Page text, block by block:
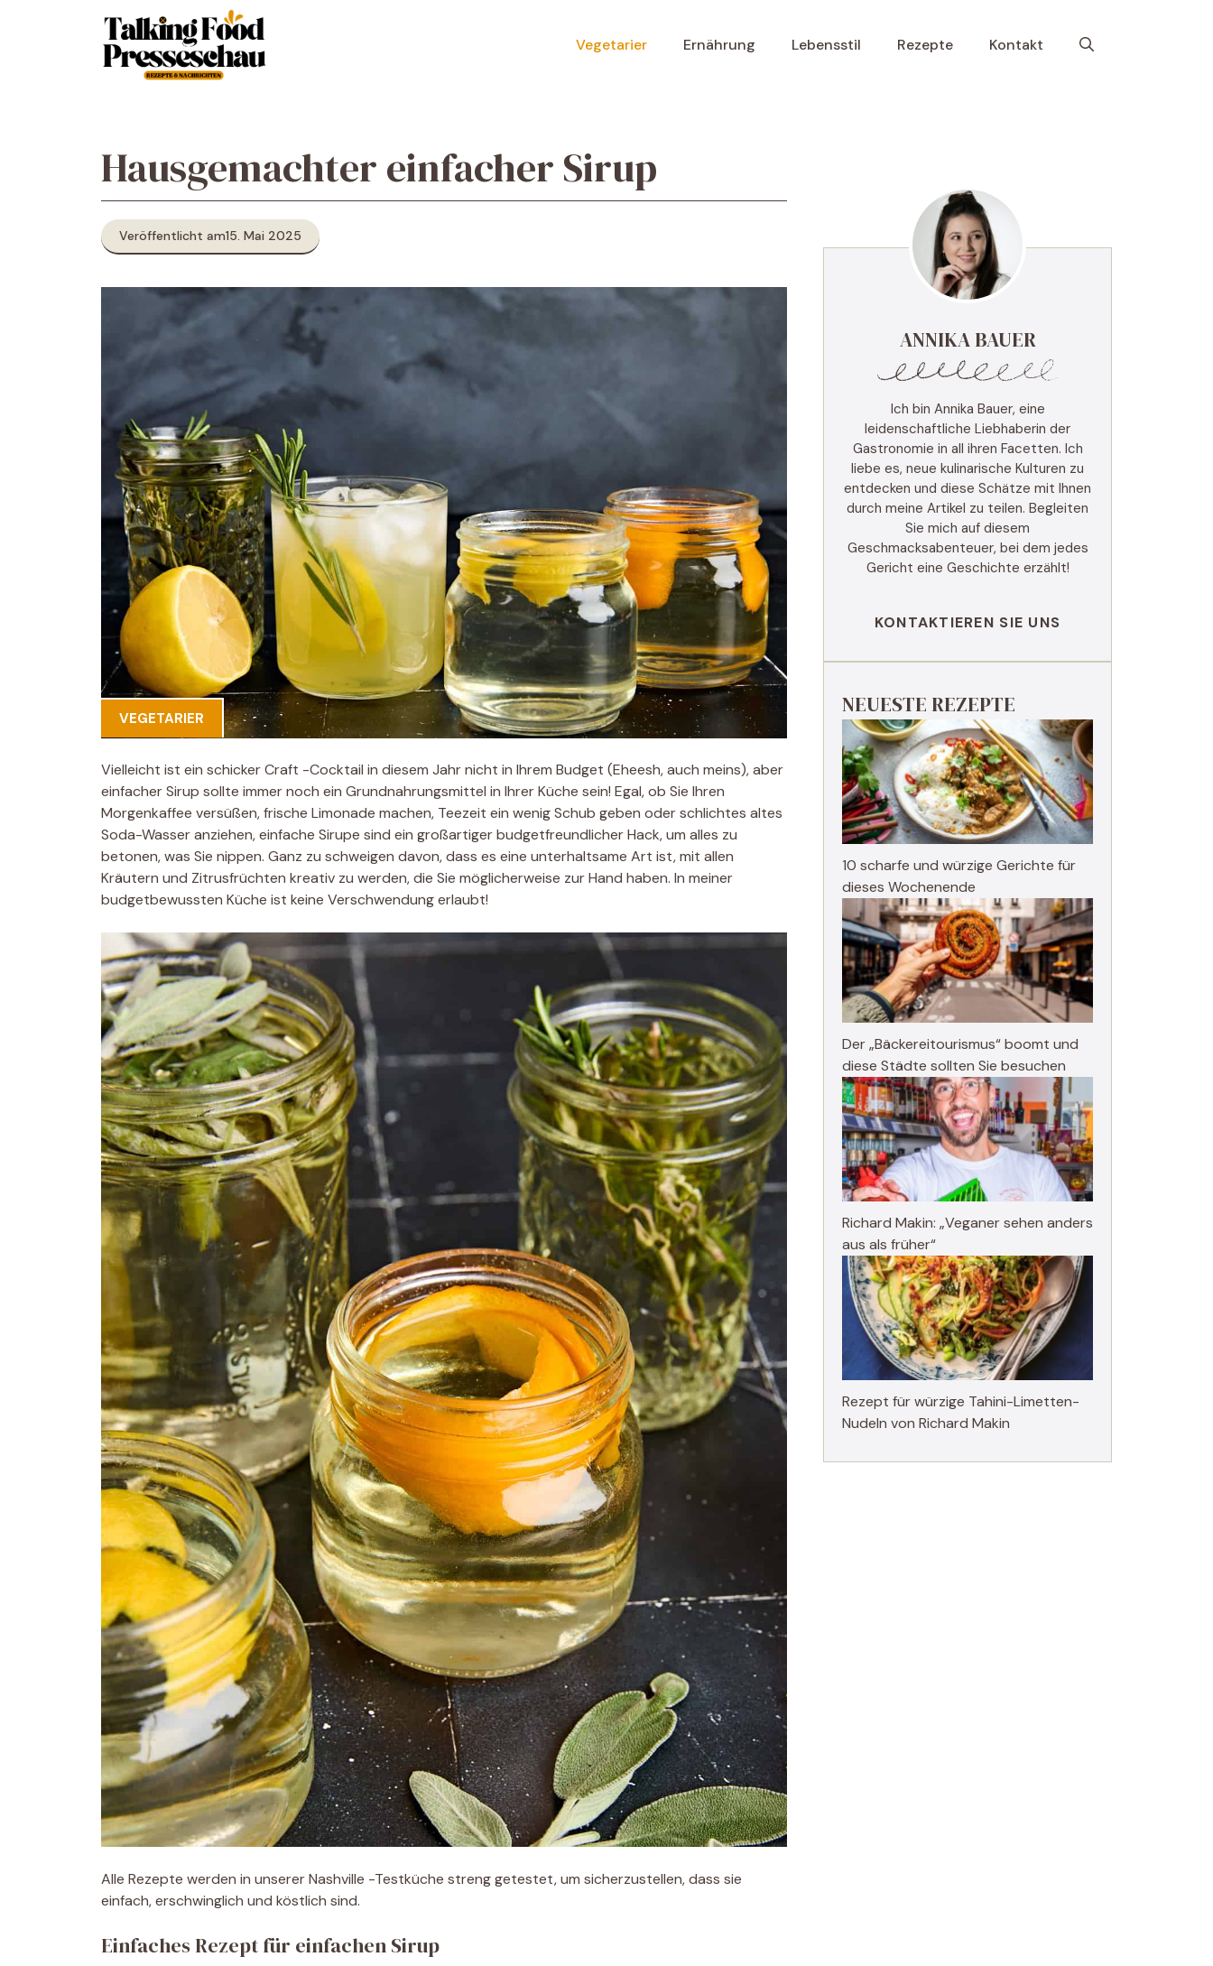
Vegetarier Ernährung Lebensstil Rezepte Kontakt
Hausgemachter einfacher Sirup
Veröffentlicht am15. Mai 2025
VEGETARIER
Vielleicht ist ein schicker Craft -Cocktail in diesem Jahr nicht in Ihrem Budget (Eheesh, auch meins), aber
einfacher Sirup sollte immer noch ein Grundnahrungsmittel in Ihrer Küche sein! Egal, ob Sie Ihren
Morgenkaffee versüßen, frische Limonade machen, Teezeit ein wenig Schub geben oder schlichtes altes
Soda-Wasser anziehen, einfache Sirupe sind ein großartiger budgetfreundlicher Hack, um alles zu
betonen, was Sie nippen. Ganz zu schweigen davon, dass es eine unterhaltsame Art ist, mit allen
Kräutern und Zitrusfrüchten kreativ zu werden, die Sie möglicherweise zur Hand haben. In meiner
budgetbewussten Küche ist keine Verschwendung erlaubt!
Alle Rezepte werden in unserer Nashville -Testküche streng getestet, um sicherzustellen, dass sie
einfach, erschwinglich und köstlich sind.
Einfaches Rezept für einfachen Sirup
ANNIKA BAUER
Ich bin Annika Bauer, eine
leidenschaftliche Liebhaberin der
Gastronomie in all ihren Facetten. Ich
liebe es, neue kulinarische Kulturen zu
entdecken und diese Schätze mit Ihnen
durch meine Artikel zu teilen. Begleiten
Sie mich auf diesem
Geschmacksabenteuer, bei dem jedes
Gericht eine Geschichte erzählt!
KONTAKTIEREN SIE UNS
NEUESTE REZEPTE
10 scharfe und würzige Gerichte für
dieses Wochenende
Der „Bäckereitourismus“ boomt und
diese Städte sollten Sie besuchen
Richard Makin: „Veganer sehen anders
aus als früher“
Rezept für würzige Tahini-Limetten-
Nudeln von Richard Makin